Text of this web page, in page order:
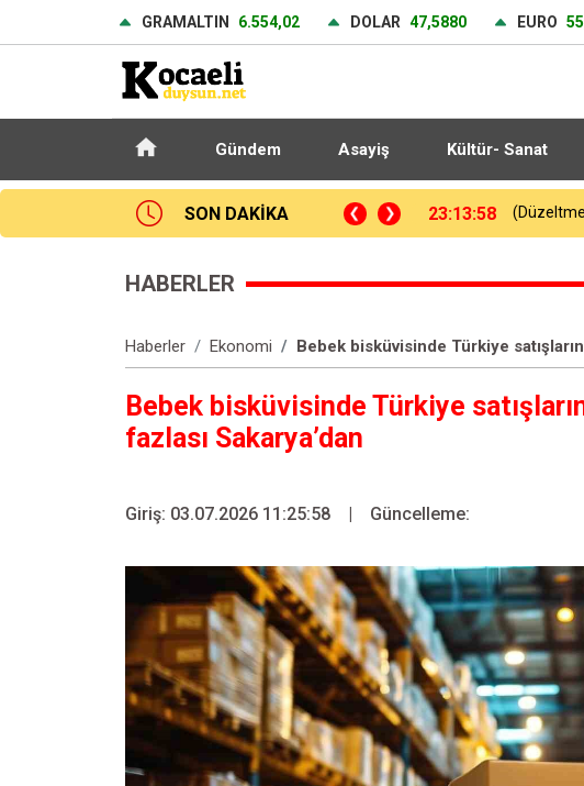
GRAMALTIN 6.554,02 DOLAR 47,5880 EURO
Gündem Asayiş Kültür- Sanat
SON DAKİKA (Düzeltme) Bahçelievler Belediyesi: "Binanın önceden tahliye edilmesi nedeniyle ilk belirlemelere göre herhangi bir can kaybı veya yaralanma bulunmamaktadır" 23:16:23
HABERLER
Haberler Ekonomi Bebek bisküvisinde Türkiye
Bebek bisküvisinde Türkiye
fazlası Sakarya’dan
Giriş: 03.07.2026 11:25:58 | Güncelleme: